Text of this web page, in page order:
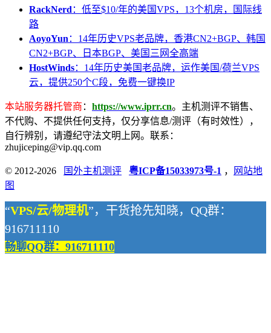
RackNerd ：低至$10/年的美国VPS，13个机房，国际线
路
AoyoYun ：14年历史VPS老品牌，香港CN2+BGP、韩国
CN2+BGP、日本BGP、美国三网全高端
HostWinds：14年历史美国老品牌，运作美国/荷兰VPS
云，提供250个C段，免费一键换IP
本站服务器托管商 ： https://www.iprr.cn。主机测评不销售、
不代购、不提供任何支持，仅分享信息/测评（有时效性），
自行辨别，请遵纪守法文明上网。联系：
zhujiceping@vip.qq.com
© 2012-2026 国外主机测评 粤ICP备15033973号-1 ，
网站地
图
“VPS/云/物理机”，干货抢先知晓，QQ群：
916711110
畅聊QQ群：916711110